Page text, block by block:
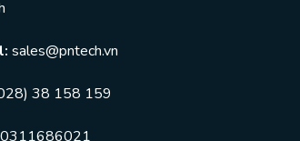
sales@pntech.vn
38 158 159
0311686021